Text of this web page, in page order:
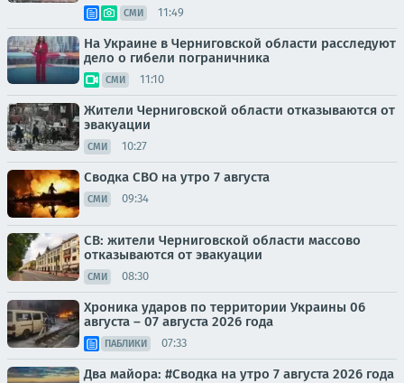
СМИ 11:49
На Украине в Черниговской области расследуют
дело о гибели пограничника
СМИ 11:10
Жители Черниговской области отказываются от
эвакуации
СМИ 10:27
Сводка СВО на утро 7 августа
СМИ 09:34
СВ: жители Черниговской области массово
отказываются от эвакуации
СМИ 08:30
Хроника ударов по территории Украины 06
августа – 07 августа 2026 года
ПАБЛИКИ 07:33
Два майора: #Сводка на утро 7 августа 2026 года